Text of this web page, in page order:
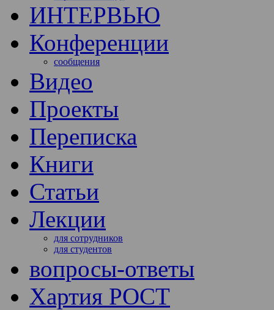
ИНТЕРВЬЮ
Конференции
сообщения
Видео
Проекты
Переписка
Книги
Статьи
Лекции
для сотрудников
для студентов
вопросы-ответы
Хартия РОСТ